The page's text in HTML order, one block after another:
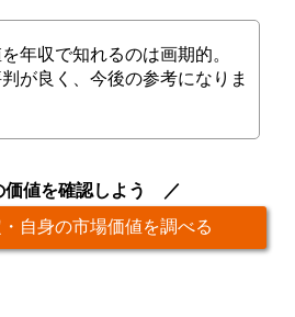
年収で知れるのは画期的。
が良く、今後の参考になりま
価値を確認しよう
自身の市場価値を調べる